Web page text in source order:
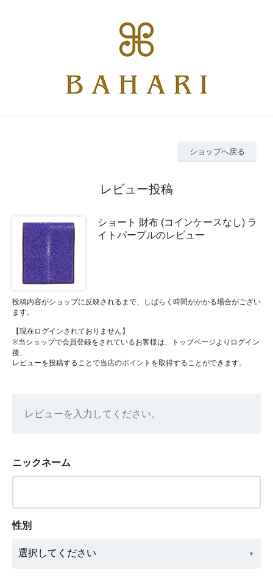
ショップへ戻る
レビュー投稿
ショート 財布 (コインケースなし) ラ
イトパープルのレビュー
投稿内容がショップに反映されるまで、しばらく時間がかかる場合がござい
ます。
【現在ログインされておりません】
※当ショップで会員登録をされているお客様は、トップページよりログイン
後、
レビューを投稿することで当店のポイントを取得することができます。
レビューを入力してください。
ニックネーム
性別